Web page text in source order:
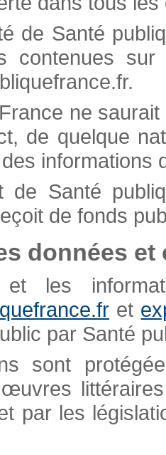
de Santé
contenues
ne
de quelque
informations
de Santé
de fonds
données et
et les
et
par Santé
sont
par les